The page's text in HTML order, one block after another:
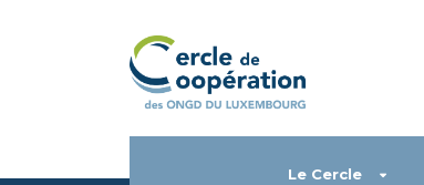
Le Cercle